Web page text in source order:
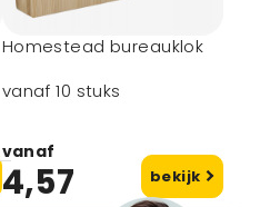
Homestead bureauklok
vanaf 10 stuks
vanaf
4,57 bekijk